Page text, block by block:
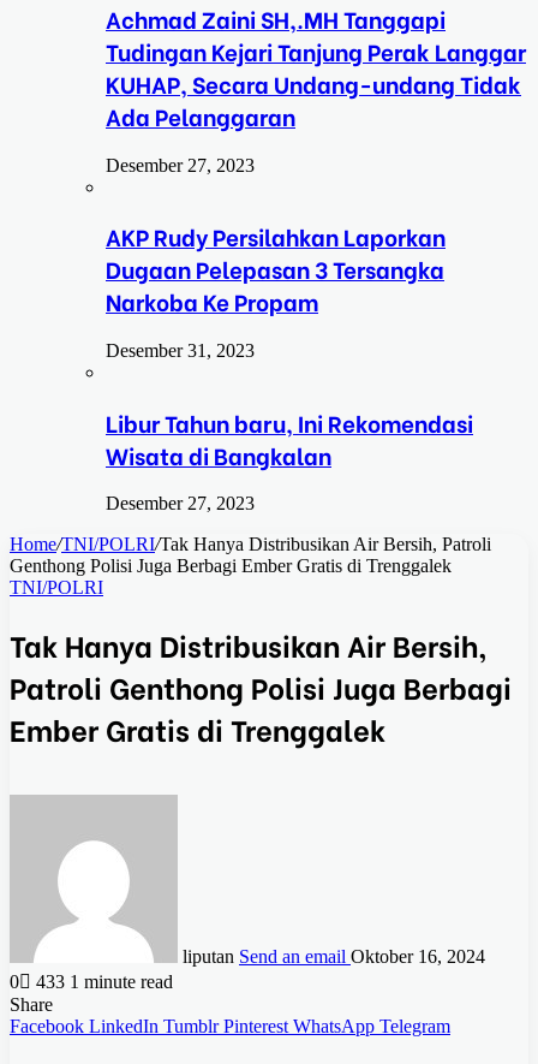
Achmad Zaini SH,.MH Tanggapi
Tudingan Kejari Tanjung Perak Langgar
KUHAP, Secara Undang-undang Tidak
Ada Pelanggaran
Desember 27, 2023
AKP Rudy Persilahkan Laporkan
Dugaan Pelepasan 3 Tersangka
Narkoba Ke Propam
Desember 31, 2023
Libur Tahun baru, Ini Rekomendasi
Wisata di Bangkalan
Desember 27, 2023
Home/TNI/POLRI/Tak Hanya Distribusikan Air Bersih, Patroli
Genthong Polisi Juga Berbagi Ember Gratis di Trenggalek
TNI/POLRI
Tak Hanya Distribusikan Air Bersih,
Patroli Genthong Polisi Juga Berbagi
Ember Gratis di Trenggalek
liputan Send an email Oktober 16, 2024
0
433 1 minute read
Share
Facebook LinkedIn Tumblr Pinterest WhatsApp Telegram